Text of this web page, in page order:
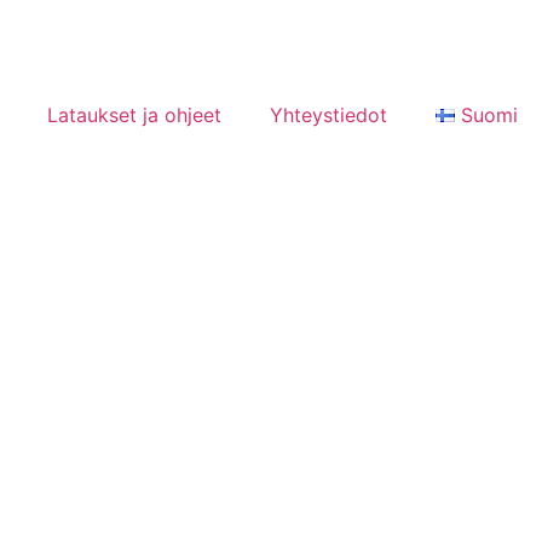
Lataukset ja ohjeet Yhteystiedot Suomi